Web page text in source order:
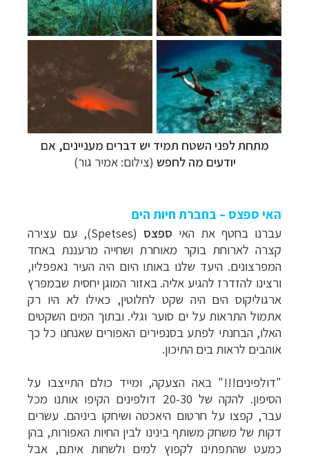
מתחת לפני השטח תמיד יש דברים מעניינים, אם
יודעים מה לחפש (צילום: אמיר גור)
האי ספצס – בחברת חיות הים
עברנו בחטף את האי ספצס (
Spetses), עם עצירה
קצרה לארוחת בוקר מאוחרת ושחייה מרעננת באחד
המפרצונים. היעד שלנו באותו היום היה העיר נאפפליו,
ורצינו להזדרז להגיע אליה. באזור המוגן יחסית שבמפרץ
ארגוליקוס הים היה שקט לחלוטין, כאילו לא היו רק
אתמול התראות על ים סוער וגלי. ובתוך המים השקטים
האלו, הבחנתי לפתע בסנפירים האפורים שאנחנו כל כך
אוהבים לראות בים התיכון.
"דולפינים!!!" באה הצעקה, ומייד כולם התייצבו על
הסיפון. להקה של 20-30 דולפינים הקיפו אותנו מכל
עבר, קפצו על חרטום היאכטה ושיחקו ביניהם. עשרים
דקות של משחק משותף בינינו לבין החיות האפורות, בהן
כמעט שהתפתינו לקפוץ למים ולשחות איתם, אבל